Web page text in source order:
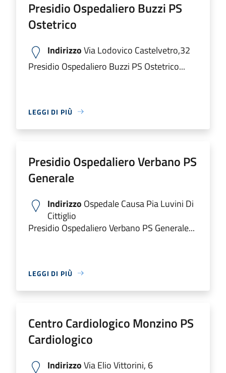
Presidio Ospedaliero Buzzi PS
Ostetrico
IndirizzoVia Lodovico Castelvetro,32
Presidio Ospedaliero Buzzi PS Ostetrico...
LEGGI DI PIÙ
Presidio Ospedaliero Verbano PS
Generale
Indirizzo Ospedale Causa Pia Luvini Di
Cittiglio
Presidio Ospedaliero Verbano PS Generale...
LEGGI DI PIÙ
Centro Cardiologico Monzino PS
Cardiologico
IndirizzoVia Elio Vittorini, 6